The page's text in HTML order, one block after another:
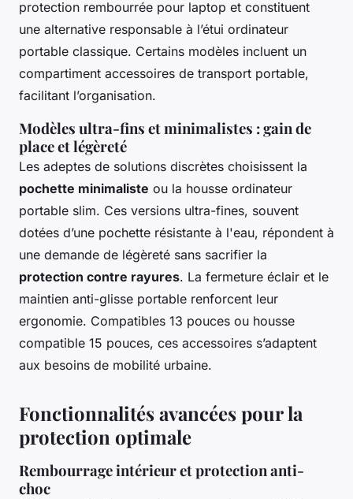
protection rembourrée pour laptop et constituent
une alternative responsable à l’étui ordinateur
portable classique. Certains modèles incluent un
compartiment accessoires de transport portable,
facilitant l’organisation.
Modèles ultra-fins et minimalistes : gain de
place et légèreté
Les adeptes de solutions discrètes choisissent la
pochette minimaliste ou la housse ordinateur
portable slim. Ces versions ultra-fines, souvent
dotées d’une pochette résistante à l'eau, répondent à
une demande de légèreté sans sacrifier la
protection contre rayures. La fermeture éclair et le
maintien anti-glisse portable renforcent leur
ergonomie. Compatibles 13 pouces ou housse
compatible 15 pouces, ces accessoires s’adaptent
aux besoins de mobilité urbaine.
Fonctionnalités avancées pour la
protection optimale
Rembourrage intérieur et protection anti-
choc